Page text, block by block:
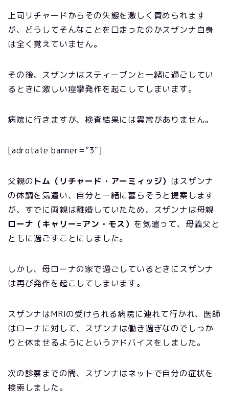
上司リチャードからその失態を激しく責められます
が、どうしてそんなことを口走ったのかスザンナ自身
は全く覚えていません。
その後、スザンナはスティーブンと一緒に過ごしてい
るときに激しい痙攣発作を起こしてしまいます。
病院に行きますが、検査結果には異常がありません。
[adrotate banner=”3″]
父親のトム（リチャード・アーミィッジ） はスザンナ
の体調を気遣い、自分と一緒に暮らそうと提案します
が、すでに両親は離婚していたため、スザンナは母親
ローナ（キャリー=アン・モス） を気遣って、母義父と
ともに過ごすことにしました。
しかし、母ローナの家で過ごしているときにスザンナ
は再び発作を起こしてしまいます。
スザンナはMRIの受けられる病院に連れて行かれ、医師
はローナに対して、スザンナは働き過ぎなのでしっか
りと休ませるようにというアドバイスをしました。
次の診察までの間、スザンナはネットで自分の症状を
検索しました。